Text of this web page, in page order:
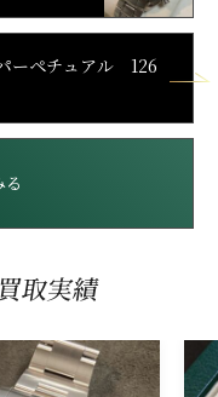
ーペチュアル 126
取実績